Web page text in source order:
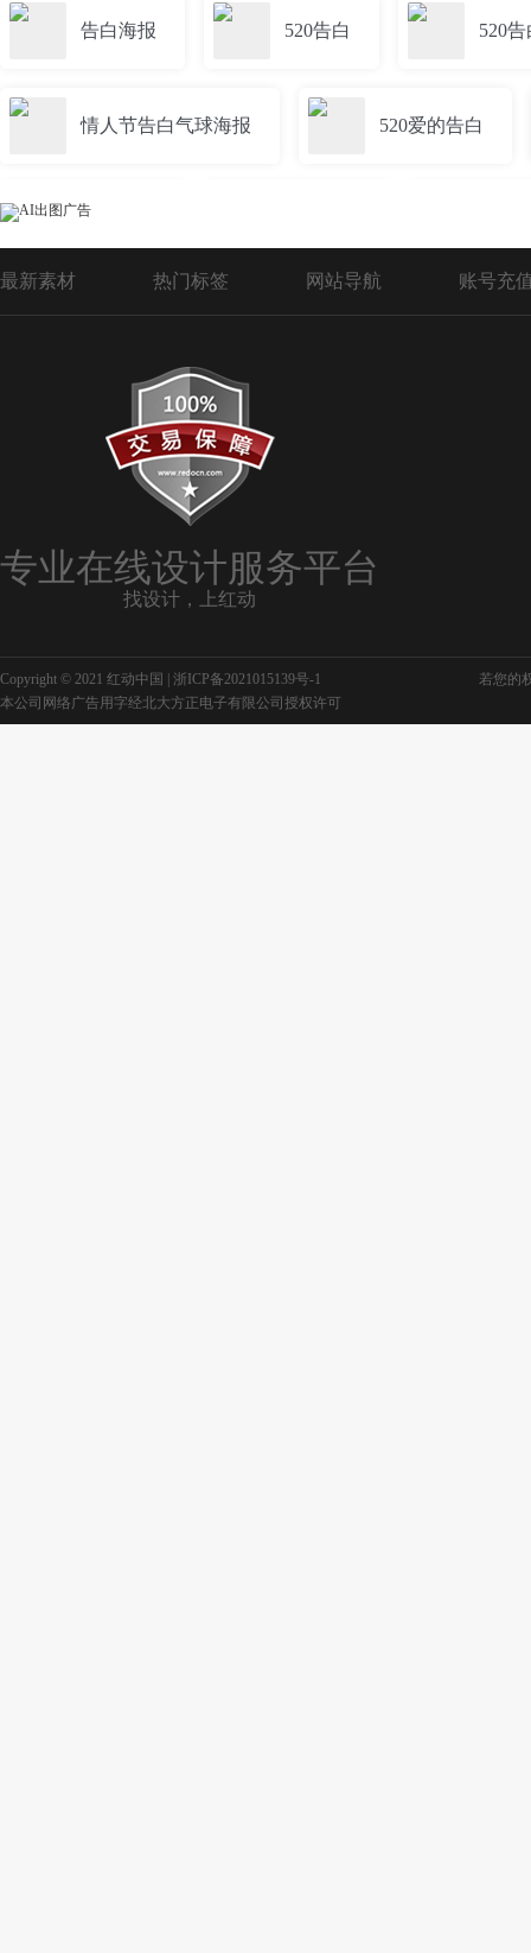
告白海报 520告白 520
情人节告白气球海报 520爱的告白
青春告白
520告白节 520情人节告白
甜蜜告白海报
214情人节告白海报
最新素材 热门标签 网站导航 账号充
专业在线设计服务平台
找设计，上红动
Copyright © 2021 红动中国 | 浙ICP备2021015139号-1
若您的
本公司网络广告用字经北大方正电子有限公司授权许可